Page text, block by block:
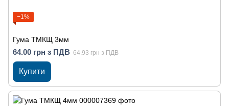
−1%
Гума ТМКЩ 3мм
64.00 грн з ПДВ 64.93 грн з ПДВ
Купити